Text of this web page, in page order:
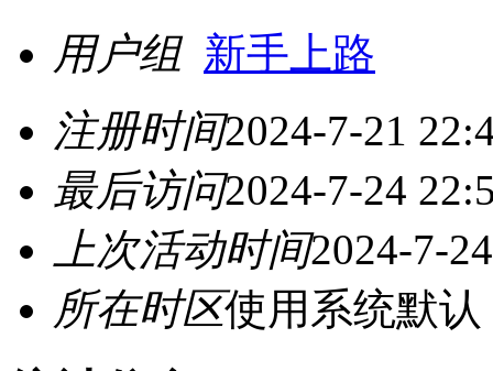
用户组 新手上路
注册时间2024-7-21
最后访问2024-7-24
上次活动时间2024-7-
所在时区使用系统默认